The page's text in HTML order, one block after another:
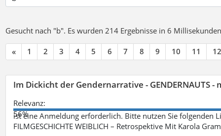
Gesucht nach "b". Es wurden 214 Ergebnisse in 6
« 1 2 3 4 5 6 7 8 9 10 11 12
Im Dickicht der Gendernarrative - GENDERNAUTS
Relevanz:
56%
ist eine Anmeldung erforderlich. Bitte nutzen Sie folgenden
FILMGESCHICHTE WEIBLICH – Retrospektive Mit Karola